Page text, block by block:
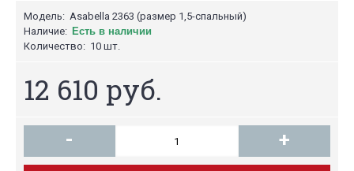
Модель: Asabella 2363 (размер 1,5-спальный)
Наличие: Есть в наличии
Количество: 10 шт.
12 610 руб.
- +